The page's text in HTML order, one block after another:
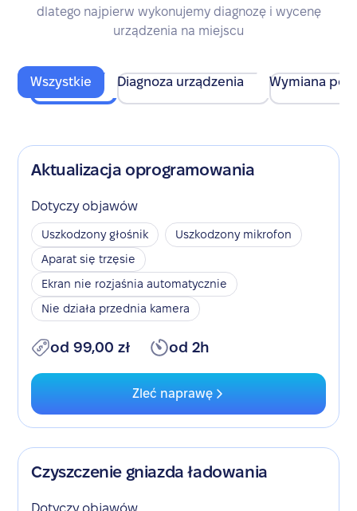
dlatego najpierw wykonujemy diagnozę i wycenę
urządzenia na miejscu
Wszystkie Diagnoza urządzenia Wymiana
Aktualizacja oprogramowania
Dotyczy objawów
Uszkodzony głośnik
Uszkodzony mikrofon
Aparat się trzęsie
Ekran nie rozjaśnia automatycznie
Nie działa przednia kamera
od 99,00 zł od 2h
Zleć naprawę
Czyszczenie gniazda ładowania
Dotyczy objawów